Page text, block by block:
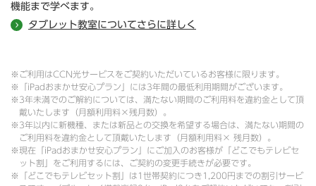
機能まで学べます。
タブレット教室についてさらに詳しく
※ご利用はCCN光サービスをご契約いただいているお客様に限ります。
※「iPadおまかせ安心プラン」には3年間の最低利用期間がございます。
※3年未満でのご解約については、満たない期間のご利用料を違約金として頂
戴いたします（月額利用料×残月数）。
※3年以内に新機種、または新品との交換を希望する場合は、満たない期間の
ご利用料を違約金として頂戴いたします（月額利用料× 残月数）。
※現在「iPadおまかせ安心プラン」にご加入のお客様が「どこでもテレビセ
ット割」をご利用するには、ご契約の変更手続きが必要です。
※「どこでもテレビセット割」は1世帯契約につき1,200円までの割引サービ